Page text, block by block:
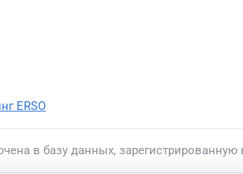
ERSO
в базу данных, зарегистрированную